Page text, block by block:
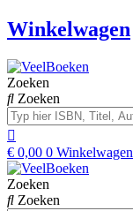
Winkelwagen
Zoeken
Zoeken
€ 0,00 0 Winkelwagen
Zoeken
Zoeken